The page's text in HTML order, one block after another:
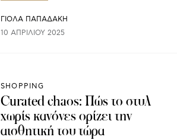
ΓΙΌΛΑ ΠΑΠΑΔΆΚΗ
10 ΑΠΡΙΛΊΟΥ 2025
SHOPPING
Curated chaos: Πώς το στυλ
χωρίς κανόνες ορίζει την
αισθητική του τώρα